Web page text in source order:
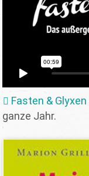
Fasten & Glyxen
ganze Jahr.